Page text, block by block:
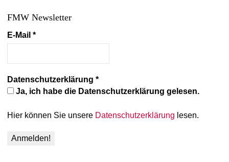
FMW Newsletter
E-Mail *
Datenschutzerklärung *
Ja, ich habe die Datenschutzerklärung gelesen.
Hier können Sie unsere Datenschutzerklärung lesen.